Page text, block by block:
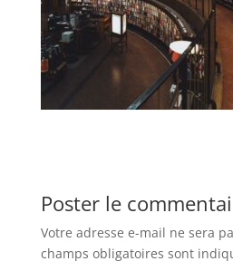
Poster le
Votre adresse e-mail ne sera
champs obligatoires sont